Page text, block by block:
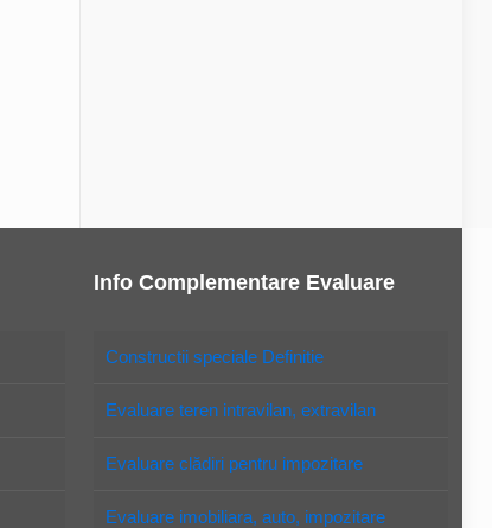
Info Complementare Evaluare
Constructii speciale Definitie
Evaluare teren intravilan, extravilan
Evaluare clădiri pentru impozitare
Evaluare imobiliara, auto, impozitare